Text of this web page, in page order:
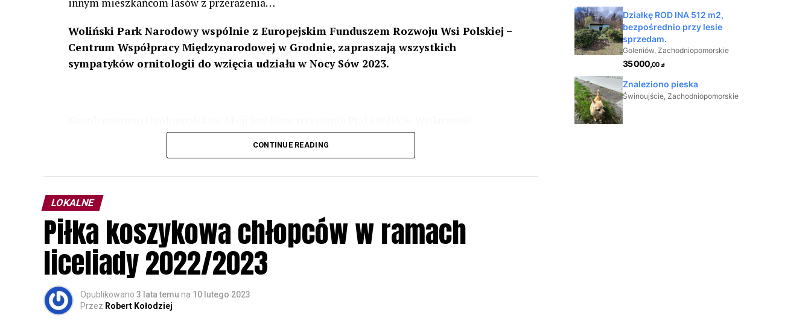
Woliński Park Narodowy wspólnie z Europejskim Funduszem Rozwoju Wsi Polskiej –
Centrum Współpracy Międzynarodowej w Grodnie, zapraszają wszystkich
sympatyków ornitologii do wzięcia udziału w Nocy Sów 2023.
odbędzie się w dniach24 i 25 lutego 2023 r. wg harmonogramu przedstawionego na
Wszystkich uczestników zapraszamy do udziału w Akcji, włączenia się w aktywne
rozpoznawanie głosów sów i wymianę doświadczeń przy grillu.Na wydarzenie obowiązują
zapisy.
CONTINUE READING
LOKALNE
Piłka koszykowa chłopców w ramach
liceliady 2022/2023
Opublikowano 3 lata temu na 10 lutego 2023
Przez Robert Kołodziej